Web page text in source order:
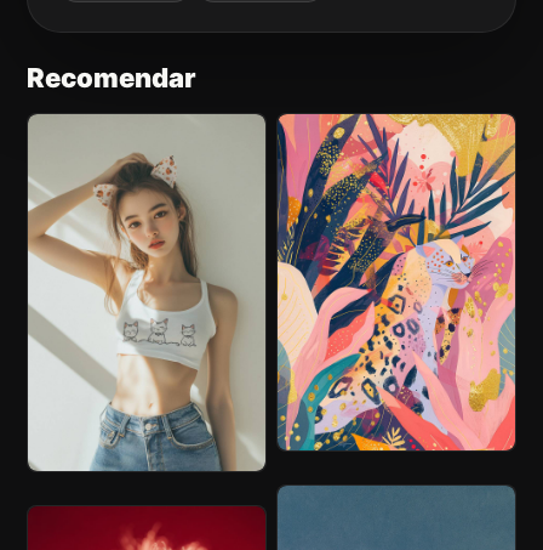
Recomendar